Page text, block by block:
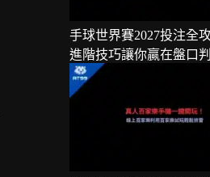
手球世界賽2027投注全
進階技巧讓你贏在盤口